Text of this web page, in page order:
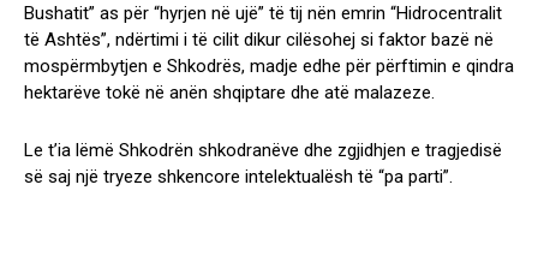
Bushatit” as për “hyrjen në ujë” të tij nën emrin “Hidrocentralit
të Ashtës”, ndërtimi i të cilit dikur cilësohej si faktor bazë në
mospërmbytjen e Shkodrës, madje edhe për përftimin e qindra
hektarëve tokë në anën shqiptare dhe atë malazeze.
Le t’ia lëmë Shkodrën shkodranëve dhe zgjidhjen e tragjedisë
së saj një tryeze shkencore intelektualësh të “pa parti”.